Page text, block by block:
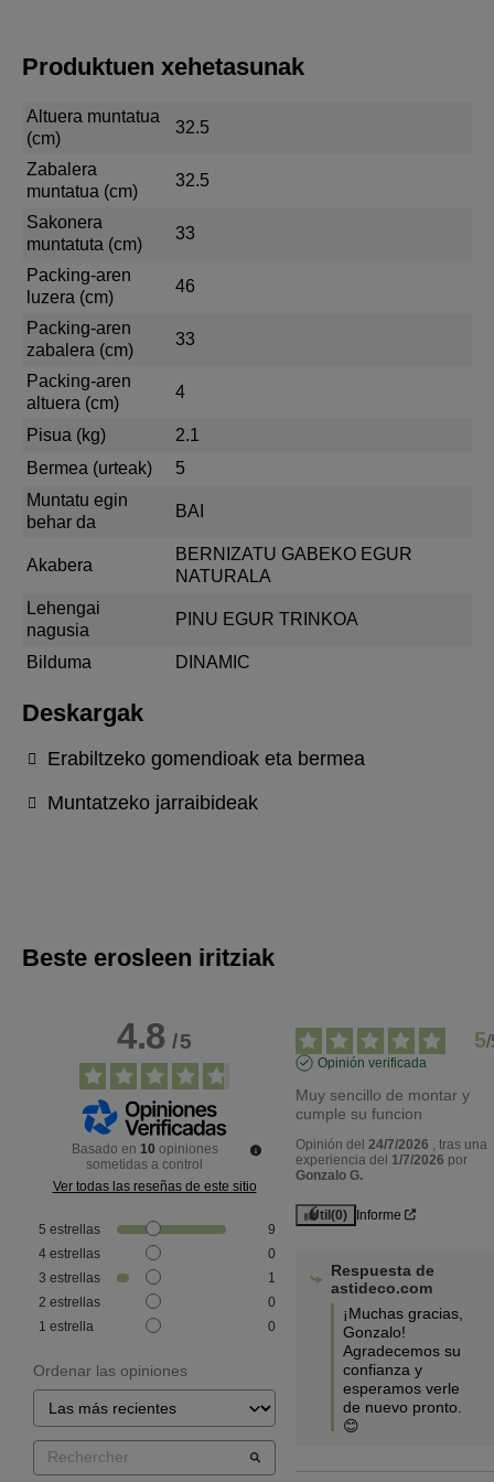
Produktuen xehetasunak
Altuera muntatua
(cm)
32.5
Zabalera
muntatua (cm)
32.5
Sakonera
muntatuta (cm)
33
Packing-aren
luzera (cm)
46
Packing-aren
zabalera (cm)
33
Packing-aren
altuera (cm)
4
Pisua (kg)
2.1
Bermea (urteak)
5
Muntatu egin
behar da
BAI
Akabera
BERNIZATU GABEKO EGUR
NATURALA
Lehengai
nagusia
PINU EGUR TRINKOA
Bilduma DINAMIC
Deskargak
Erabiltzeko gomendioak eta bermea
Muntatzeko jarraibideak
Beste erosleen iritziak
4.8/5
Basado en 10 opiniones
sometidas a control
Ver todas las reseñas de este sitio
5 estrellas
9
4 estrellas
0
3 estrellas
1
2 estrellas
0
1 estrella 0
Ordenar las opiniones
5/
Opinión verificada
Muy sencillo de montar y
cumple su funcion
Opinión del 24/7/2026
, tras una
experiencia del 1/7/2026 por
Gonzalo G.
Útil(0) Informe
Respuesta de
astideco.com
¡Muchas gracias,
Gonzalo!
Agradecemos su
confianza y
esperamos verle
de nuevo pronto.
😊